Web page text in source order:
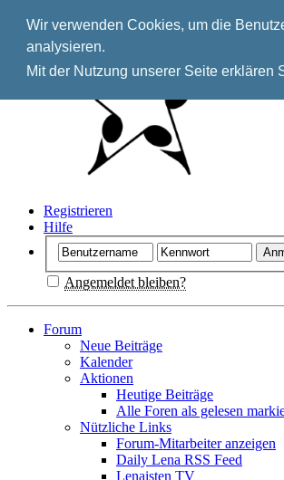
Wir verwenden Cookies, um die
analysieren.
Mit der Nutzung unserer Seite
Registrieren
Hilfe
Angemeldet bleiben?
Forum
Neue Beiträge
Kalender
Aktionen
Heutige Beiträge
Alle Foren als gelesen
Nützliche Links
Forum-Mitarbeiter anzeigen
Daily Lena RSS Feed
Lenaisten TV